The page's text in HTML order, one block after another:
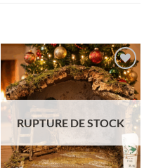
Ajouter
à la liste
d'envie
RUPTURE DE STOCK